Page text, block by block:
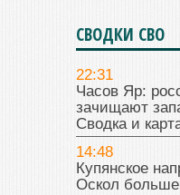
СВОДКИ СВО
22:31
Часов Яр:
зачищают
Сводка и
14:48
Купянское
Оскол больше